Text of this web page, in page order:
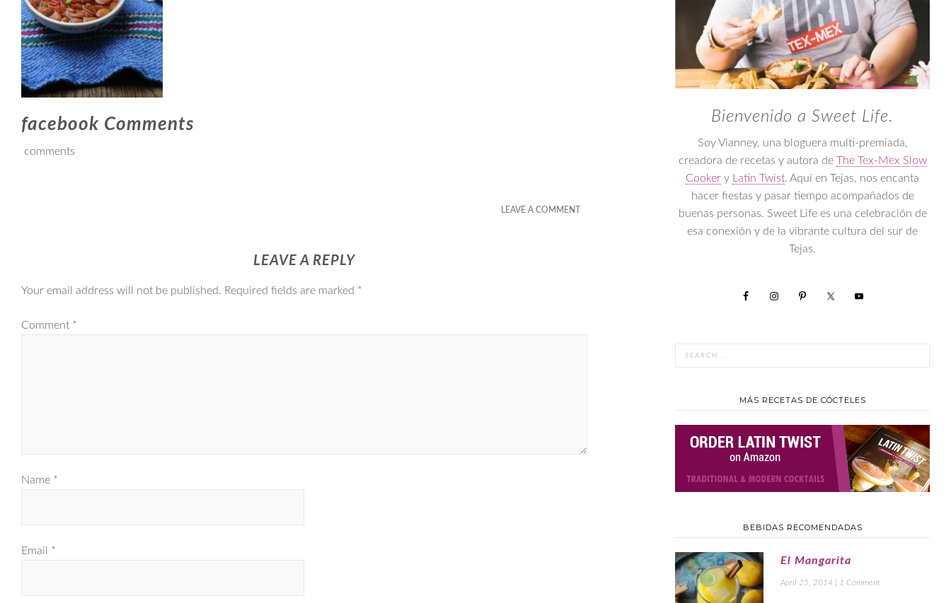
facebook Comments
comments
LEAVE A COMMENT
LEAVE A REPLY
Your email address will not be published. Required fields are marked *
Comment *
Name *
Email *
Bienvenido a Sweet Life.
Soy Vianney, una bloguera multi-premiada,
creadora de recetas y autora de The Tex-Mex Slow
Cooker y Latin Twist. Aquí en Tejas, nos encanta
hacer fiestas y pasar tiempo acompañados de
buenas personas. Sweet Life es una celebración de
esa conexión y de la vibrante cultura del sur de
Tejas.
MÁS RECETAS DE CÓCTELES
BEBIDAS RECOMENDADAS
El Mangarita
April 25, 2014 1 Comment